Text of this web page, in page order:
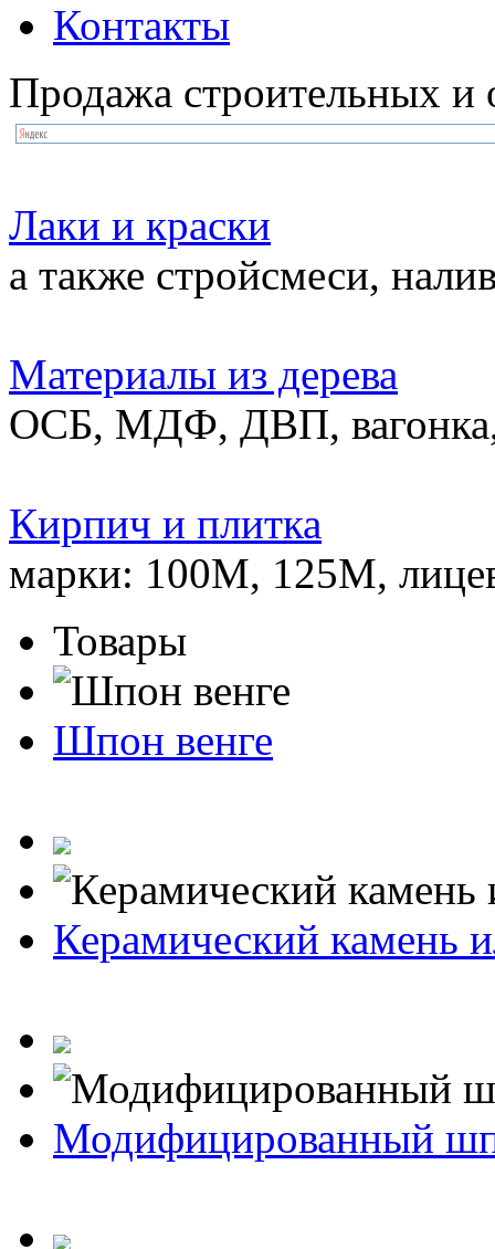
Контакты
Продажа строительных и
Лаки и краски
а также стройсмеси,
Материалы из дерева
ОСБ, МДФ, ДВП,
Кирпич и плитка
марки: 100М, 125М,
Товары
Шпон венге
Керамический камень
Модифицированный